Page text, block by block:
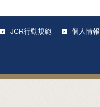
JCR行動規範 個人情